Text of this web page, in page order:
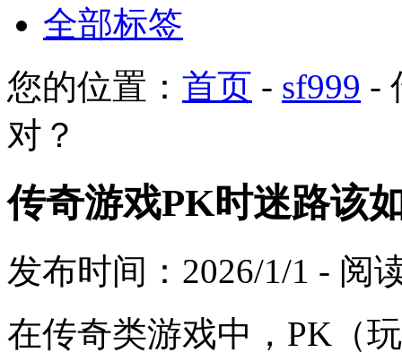
全部标签
您的位置： 首页 - sf999 -
对？
传奇游戏PK时迷路该
发布时间：2026/1/1 - 阅
在传奇类游戏中，PK（